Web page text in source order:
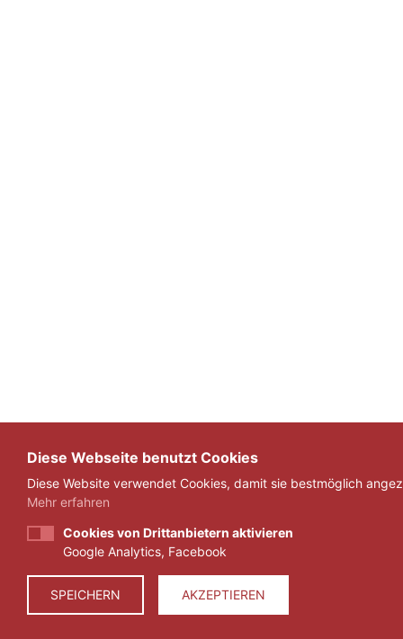
Diese Webseite benutzt Cookies
Diese Website verwendet Cookies, damit sie bestmöglich
Mehr erfahren
Cookies von Drittanbietern aktivieren
Google Analytics, Facebook
SPEICHERN AKZEPTIEREN